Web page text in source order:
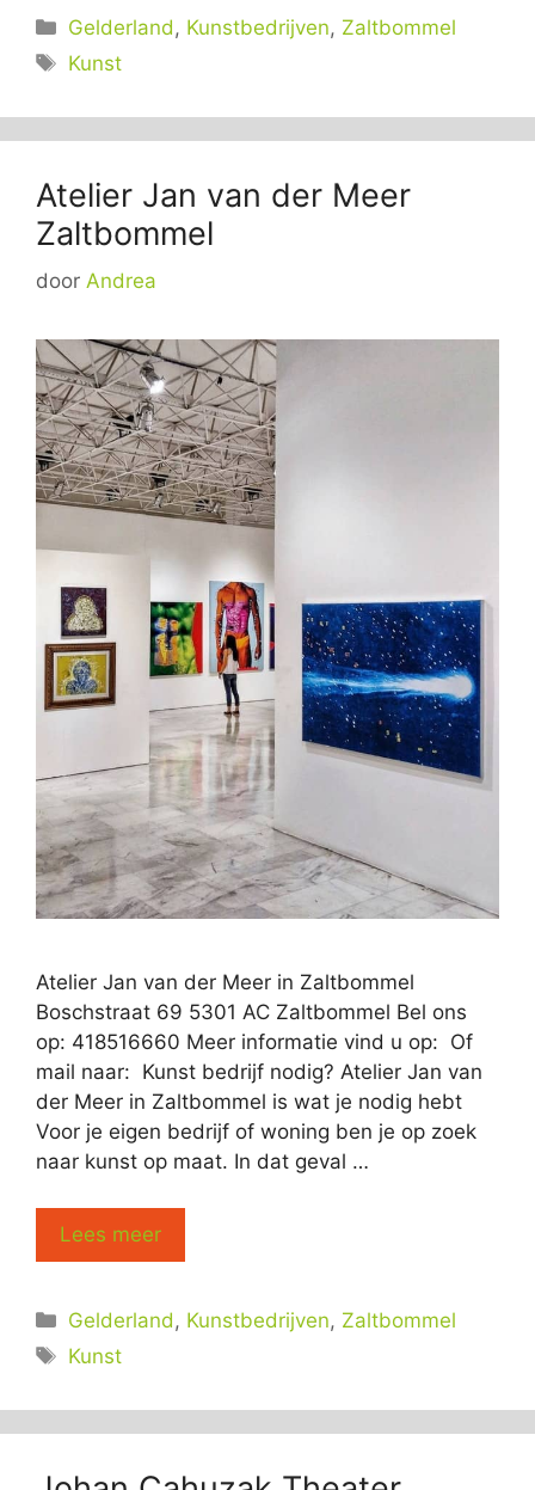
Categorieën
Gelderland , Kunstbedrijven, Zaltbommel
Tags
Kunst
Atelier Jan van der Meer
Zaltbommel
door Andrea
Atelier Jan van der Meer in Zaltbommel
Boschstraat 69 5301 AC Zaltbommel Bel ons
op: 418516660 Meer informatie vind u op: Of
mail naar: Kunst bedrijf nodig? Atelier Jan van
der Meer in Zaltbommel is wat je nodig hebt
Voor je eigen bedrijf of woning ben je op zoek
naar kunst op maat. In dat geval …
Lees meer
Categorieën
Gelderland , Kunstbedrijven, Zaltbommel
Tags
Kunst